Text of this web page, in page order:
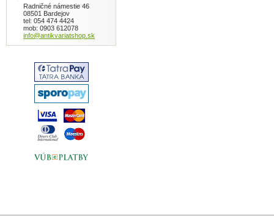
Radničné námestie 46
08501 Bardejov
tel: 054 474 4424
mob: 0903 612078
info@antikvariatshop.sk